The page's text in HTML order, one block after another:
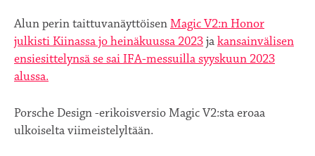
Alun perin taittuvanäyttöisenMagic V2:n Honor
julkisti Kiinassa jo heinäkuussa 2023jakansainvälisen
ensiesittelynsä se sai IFA-messuilla syyskuun 2023
alussa.
Porsche Design -erikoisversio Magic V2:sta eroaa
ulkoiselta viimeistelyltään.